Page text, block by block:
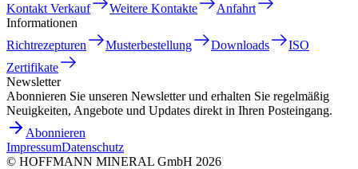
Kontakt Verkauf
Weitere Kontakte
Anfahrt
Informationen
Richtrezepturen
Musterbestellung Downloads
ISO
Zertifikate
Newsletter
Abonnieren Sie unseren Newsletter und erhalten Sie regelmäßig
Neuigkeiten, Angebote und Updates direkt in Ihren Posteingang.
Abonnieren
ImpressumDatenschutz
© HOFFMANN MINERAL GmbH 2026